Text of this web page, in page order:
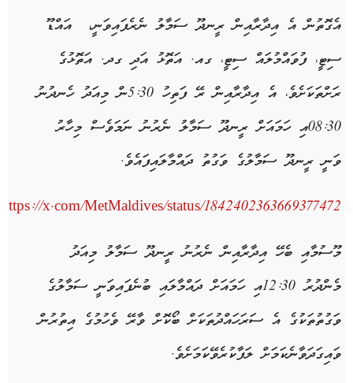
އެގޮތުން އެ އިދާރާއިން ރީނދޫ ސަމާލު ނެރެފައިވަނީ، އައްޑޫ
ސިޓީ، ފުވައްމުލައް ސިޓީ، ގއ. އަތޮޅު އަދި ގދ. އަތޮޅުގެ
ރަށްތަކަށެވެ، އެ އިދާރާއިން ރޭ ފަތިހު 5:30ން މިއަދު ހެނދުނު
08:30އި ހަމައަށް ރީނދޫ ސަމާލު ނެރުނު ނަމަވެސް މިހާރު
ވަނީ ރީނދޫ ސަމާލުގެ ވަގުތު ދައްމާލައިފައެވެ.
https://x.com/MetMaldives/status/1842402363669377472
މޫސުމާއި ބެހޭ އިދާރާއިން ނެރުނު ރީނދޫ ސަމާލު މިއަދު
މެންދުރު 12:30އި ހަމައަށް ދައްމާލައި ބުނެފައިވަނީ ސަމާލުގެ
ވަގުތުތަކުގެ އެ ސަރަހައްދުތަކަށް ބޯކޮށް ވާރޭ ވެހުމުގެ އިތުރުން
ވައިގަދަވާނެކަމަށް ލަފާކުރެވޭކަމަށެވެ.